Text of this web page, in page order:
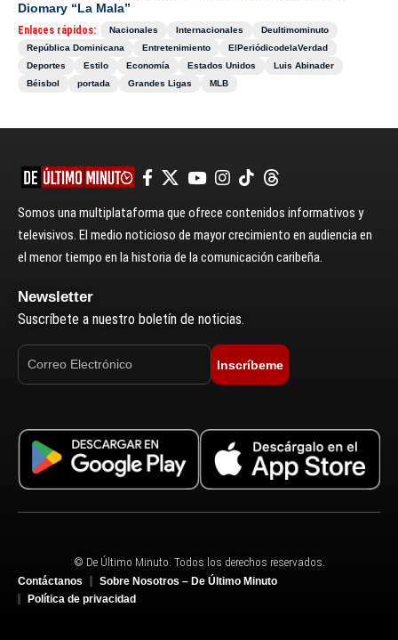
Diomary “La Mala”
Enlaces rápidos: Nacionales Internacionales
Deultimominuto
República Dominicana
Entretenimiento
ElPeriódicodelaVerdad
Deportes
Estilo Economía Estados Unidos
Luis Abinader
Béisbol
portada Grandes Ligas MLB
Somos una multiplataforma que ofrece contenidos informativos y
televisivos. El medio noticioso de mayor crecimiento en audiencia en
el menor tiempo en la historia de la comunicación caribeña.
Newsletter
Suscríbete a nuestro boletín de noticias.
Inscríbeme
© De Último Minuto. Todos los derechos reservados.
Contáctanos
Sobre Nosotros – De Último Minuto
Política de privacidad